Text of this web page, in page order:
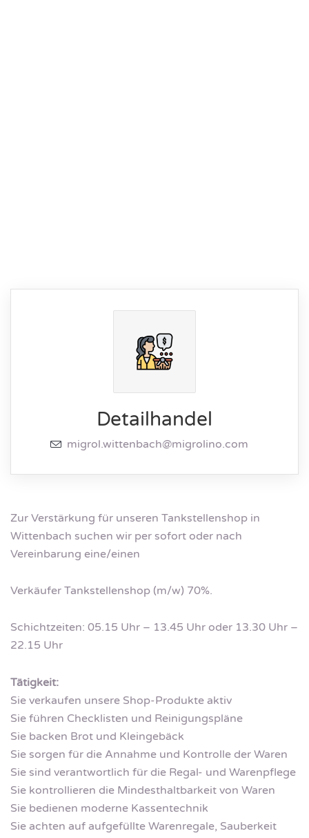
Detailhandel
migrol.wittenbach@migrolino.com
Zur Verstärkung für unseren Tankstellenshop in
Wittenbach suchen wir per sofort oder nach
Vereinbarung eine/einen
Verkäufer Tankstellenshop (m/w) 70%.
Schichtzeiten: 05.15 Uhr – 13.45 Uhr oder 13.30 Uhr –
22.15 Uhr
Tätigkeit:
Sie verkaufen unsere Shop-Produkte aktiv
Sie führen Checklisten und Reinigungspläne
Sie backen Brot und Kleingebäck
Sie sorgen für die Annahme und Kontrolle der Waren
Sie sind verantwortlich für die Regal- und Warenpflege
Sie kontrollieren die Mindesthaltbarkeit von Waren
Sie bedienen moderne Kassentechnik
Sie achten auf aufgefüllte Warenregale, Sauberkeit